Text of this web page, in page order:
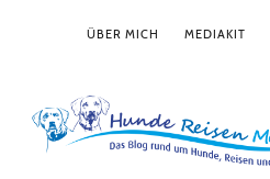
ÜBER MICH MEDIAKIT